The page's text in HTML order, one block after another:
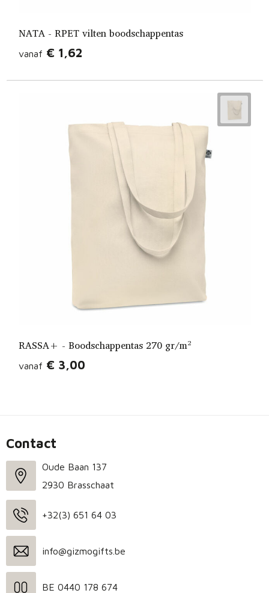
NATA - RPET vilten boodschappentas
vanaf € 1,62
RASSA+ - Boodschappentas 270 gr/m²
vanaf € 3,00
Contact
Oude Baan 137
2930 Brasschaat
+32(3) 651 64 03
info@gizmogifts.be
BE 0440 178 674